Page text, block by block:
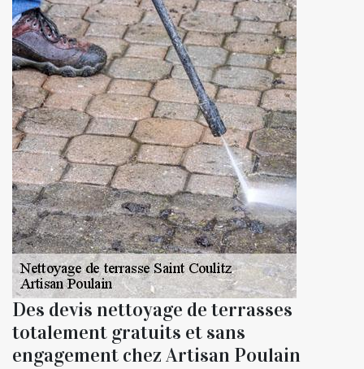
Des devis nettoyage de terrasses
totalement gratuits et sans
engagement chez Artisan Poulain